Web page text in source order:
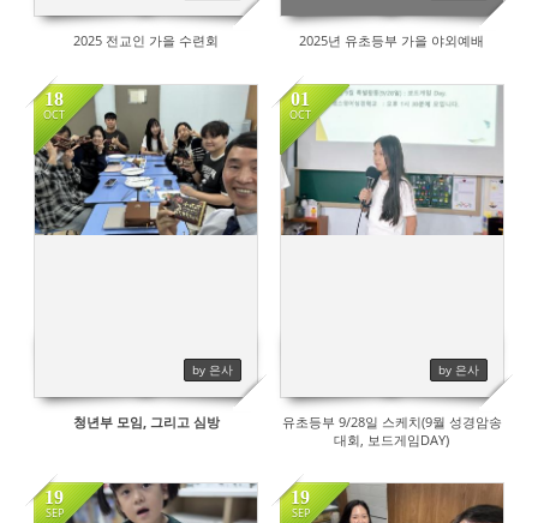
2025 전교인 가을 수련회 2025년 유초등부 가을 야외예배
18
OCT
by 은사
384
청년부 모임, 그리고 심방
01
OCT
by 은사
유초등부 9/28일 스케치(9월 성경암송
대회, 보드게임DAY)
19
SEP
19
SEP